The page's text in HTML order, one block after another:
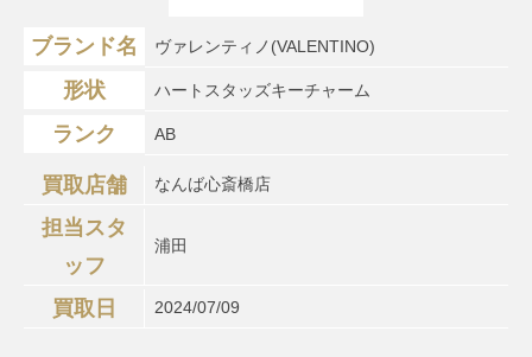
ブランド名 ヴァレンティノ(VALENTINO)
形状 ハートスタッズキーチャーム
ランク AB
買取店舗 なんば心斎橋店
担当スタ
ッフ
浦田
買取日 2024/07/09